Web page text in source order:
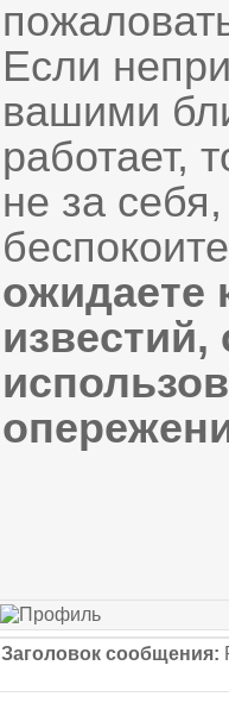
Если
вашими
работает,
не за
ожидаете
Заголовок сообщения: